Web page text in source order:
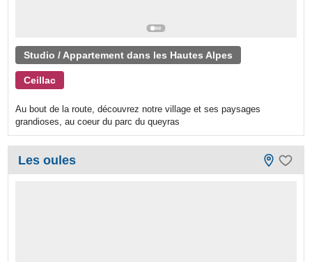
Studio / Appartement dans les Hautes Alpes
Ceillac
Au bout de la route, découvrez notre village et ses paysages
grandioses, au coeur du parc du queyras
Les oules